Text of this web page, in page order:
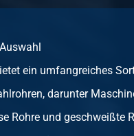
Type A 1.4307
0,53
ein umfangreiches
darunter
Rohre und geschweißte